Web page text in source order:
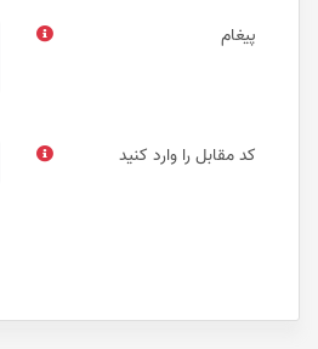
پیغام
کد مقابل را وارد کنید